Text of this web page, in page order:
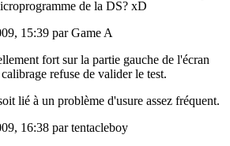
de la DS? xD
15:39 par Game A
fort sur la partie gauche de l'écran
refuse de valider le test.
lié à un problème d'usure assez fréquent.
16:38 par tentacleboy